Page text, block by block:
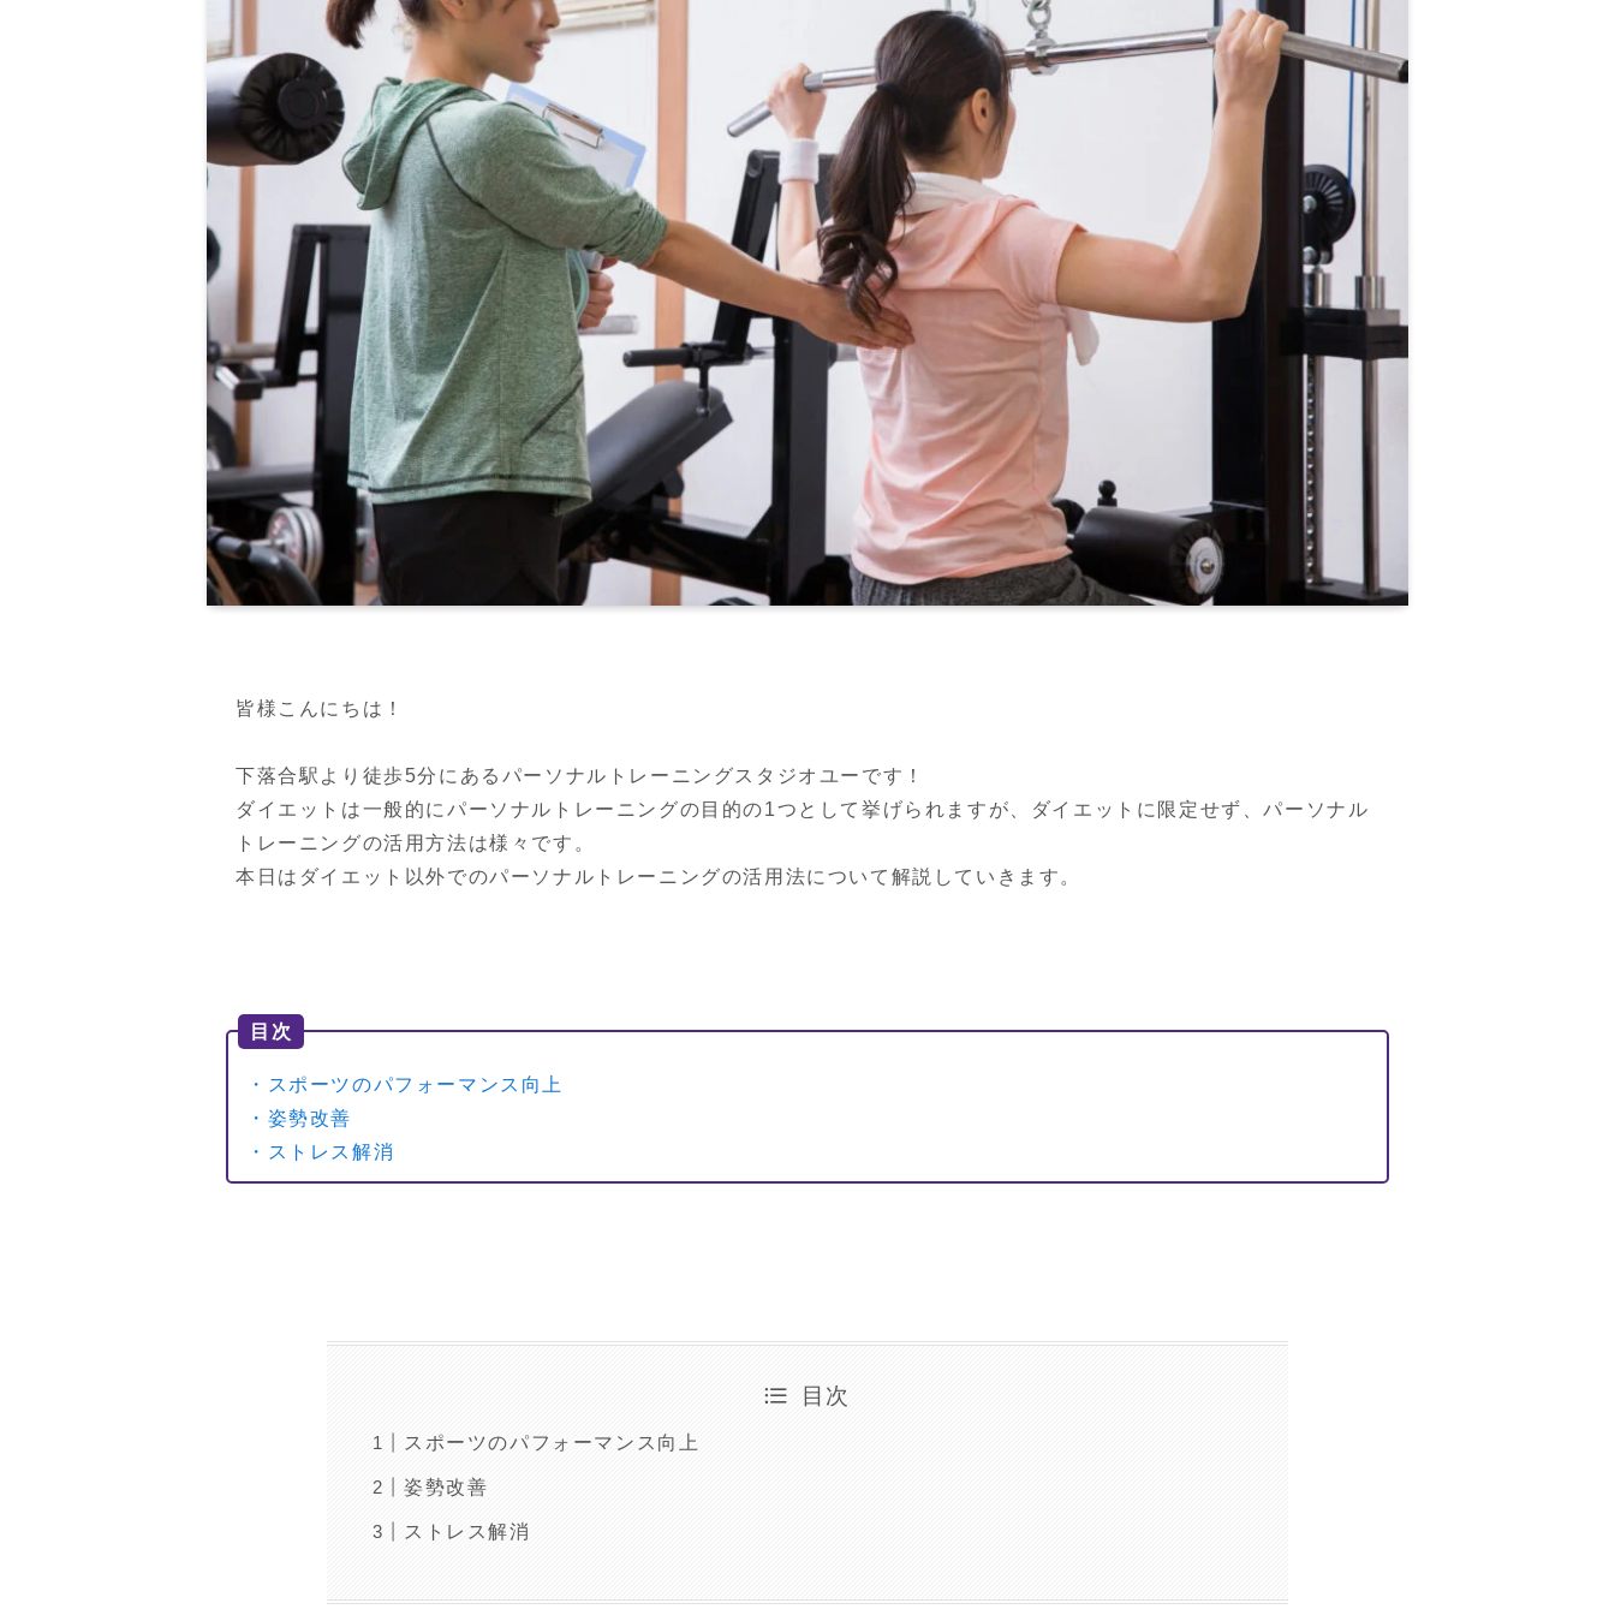
皆様こんにちは！
下落合駅より徒歩5分にあるパーソナルトレーニングスタジオユーです！
ダイエットは一般的にパーソナルトレーニングの目的の1つとして挙げられますが、ダイエットに限定せず、パーソナル
トレーニングの活用方法は様々です。
本日はダイエット以外でのパーソナルトレーニングの活用法について解説していきます。
目次
・スポーツのパフォーマンス向上
・姿勢改善
・ストレス解消
目次
スポーツのパフォーマンス向上
姿勢改善
ストレス解消